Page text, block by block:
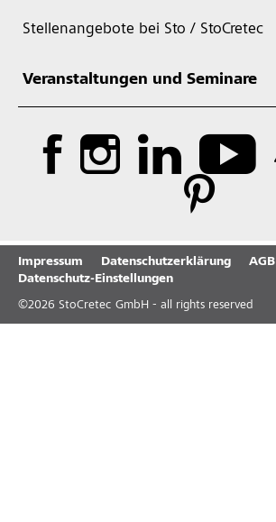
Stellenangebote bei Sto / StoCretec
Veranstaltungen und Seminare
Impressum Datenschutzerklärung
AGB
Datenschutz-Einstellungen
©2026 StoCretec GmbH - all rights reserved